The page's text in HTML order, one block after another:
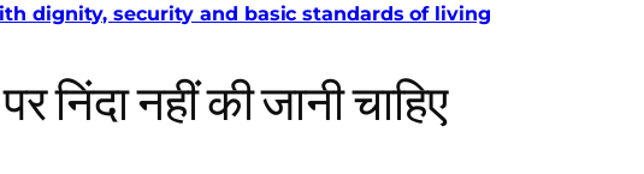
dignity, security and basic standards of living
निंदा नहीं की जानी चाहिए